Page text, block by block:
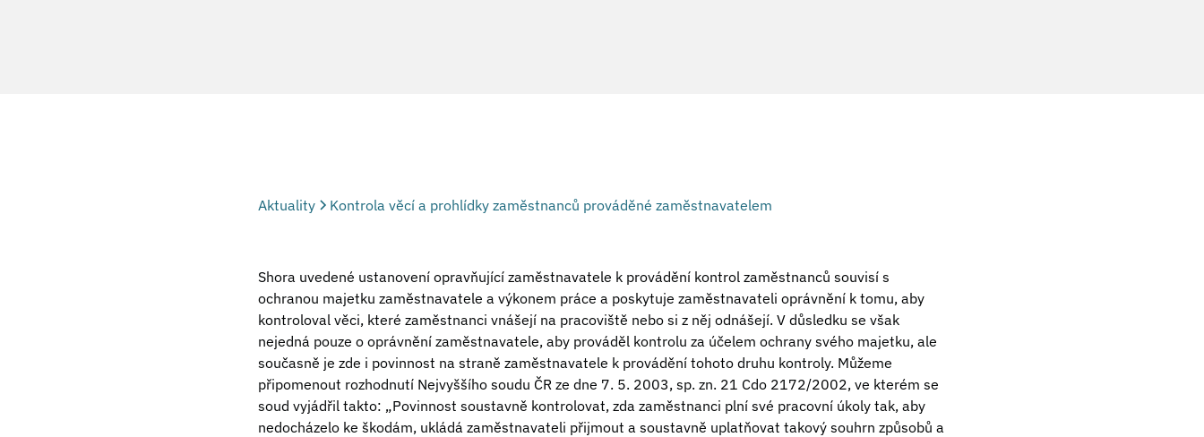
Aktuality Kontrola věcí a prohlídky zaměstnanců prováděné zaměstnavatelem
Shora uvedené ustanovení opravňující zaměstnavatele k provádění kontrol zaměstnanců souvisí s
ochranou majetku zaměstnavatele a výkonem práce a poskytuje zaměstnavateli oprávnění k tomu, aby
kontroloval věci, které zaměstnanci vnášejí na pracoviště nebo si z něj odnášejí. V důsledku se však
nejedná pouze o oprávnění zaměstnavatele, aby prováděl kontrolu za účelem ochrany svého majetku, ale
současně je zde i povinnost na straně zaměstnavatele k provádění tohoto druhu kontroly. Můžeme
připomenout rozhodnutí Nejvyššího soudu ČR ze dne 7. 5. 2003, sp. zn. 21 Cdo 2172/2002, ve kterém se
soud vyjádřil takto: „Povinnost soustavně kontrolovat, zda zaměstnanci plní své pracovní úkoly tak, aby
nedocházelo ke škodám, ukládá zaměstnavateli přijmout a soustavně uplatňovat takový souhrn způsobů a